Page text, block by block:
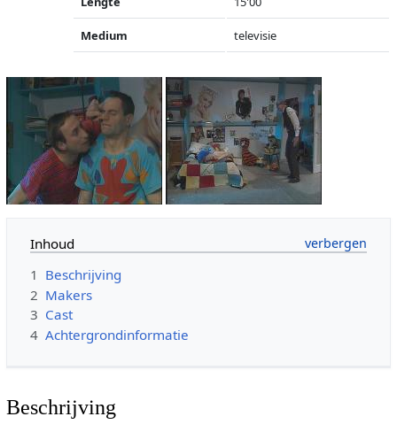
Medium televisie
Inhoud
1 Beschrijving
2 Makers
3 Cast
4 Achtergrondinformatie
Beschrijving